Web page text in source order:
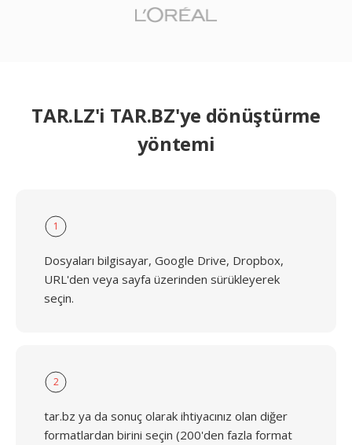
TAR.LZ'i TAR.BZ'ye dönüştürme
yöntemi
1
Dosyaları bilgisayar, Google Drive, Dropbox,
URL'den veya sayfa üzerinden sürükleyerek
seçin.
2
tar.bz ya da sonuç olarak ihtiyacınız olan diğer
formatlardan birini seçin (200'den fazla format